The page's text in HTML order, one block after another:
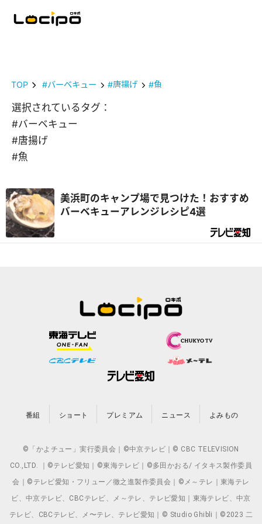
TOP #バーベキュー #唐揚げ #魚
選択されているタグ：
#バーベキュー
#唐揚げ
#魚
美浜町のキャンプ場で見つけた！おすすめ
バーベキューアレンジレシピ4選
番組 ショート プレミアム ニュース よみもの
©「かよチュー」実行委員会｜©中京テレビ｜© CBC TELEVISION
CO.,LTD. ｜©テレビ愛知｜©東海テレビ｜©多田かおる/ イタキス製作委員
会｜©テレビ愛知・フリュー／徹之進製作委員会｜©メ～テレ｜東海テレ
ビ、中京テレビ、CBCテレビ、メ～テレ、テレビ愛知｜東海テレビ、中京
テレビ、CBCテレビ、メ〜テレ、テレビ愛知｜© Studio Ghibli｜©2023 二